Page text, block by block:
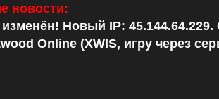
новости:
изменён! Новый IP: 45.144.64.229.
Online (XWIS, игру через